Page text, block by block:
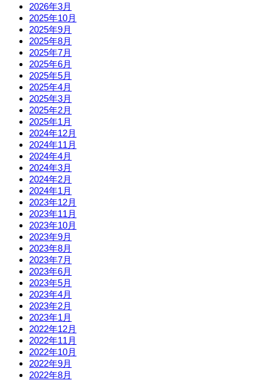
2026年3月
2025年10月
2025年9月
2025年8月
2025年7月
2025年6月
2025年5月
2025年4月
2025年3月
2025年2月
2025年1月
2024年12月
2024年11月
2024年4月
2024年3月
2024年2月
2024年1月
2023年12月
2023年11月
2023年10月
2023年9月
2023年8月
2023年7月
2023年6月
2023年5月
2023年4月
2023年2月
2023年1月
2022年12月
2022年11月
2022年10月
2022年9月
2022年8月